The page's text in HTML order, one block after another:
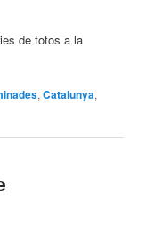
de fotos a la
,Catalunya,